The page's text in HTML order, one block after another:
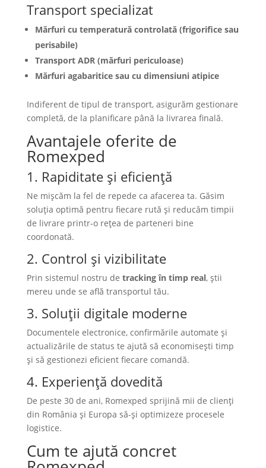
Transport specializat
Mărfuri cu temperatură controlată (frigorifice sau
perisabile)
Transport ADR (mărfuri periculoase)
Mărfuri agabaritice sau cu dimensiuni atipice
Indiferent de tipul de transport, asigurăm gestionare
completă, de la planificare până la livrarea finală.
Avantajele oferite de
Romexped
1. Rapiditate și eficiență
Ne mișcăm la fel de repede ca afacerea ta. Găsim
soluția optimă pentru fiecare rută și reducăm timpii
de livrare printr-o rețea de parteneri bine
coordonată.
2. Control și vizibilitate
Prin sistemul nostru de tracking în timp real, știi
mereu unde se află transportul tău.
3. Soluții digitale moderne
Documentele electronice, confirmările automate și
actualizările de status te ajută să economisești timp
și să gestionezi eficient fiecare comandă.
4. Experiență dovedită
De peste 30 de ani, Romexped sprijină mii de clienți
din România și Europa să-și optimizeze procesele
logistice.
Cum te ajută concret